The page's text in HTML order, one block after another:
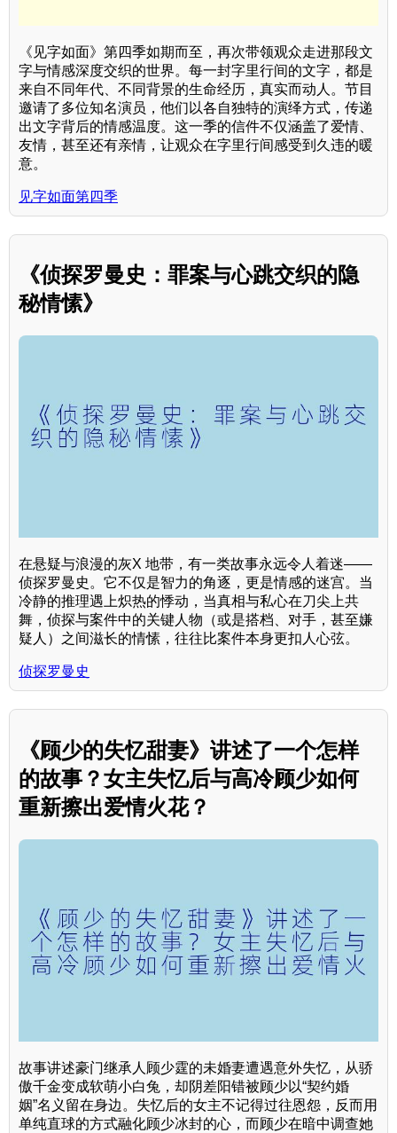
《见字如面》第四季如期而至，再次带领观众走进那段文
字与情感深度交织的世界。每一封字里行间的文字，都是
来自不同年代、不同背景的生命经历，真实而动人。节目
邀请了多位知名演员，他们以各自独特的演绎方式，传递
出文字背后的情感温度。这一季的信件不仅涵盖了爱情、
友情，甚至还有亲情，让观众在字里行间感受到久违的暖
意。
见字如面第四季
《侦探罗曼史：罪案与心跳交织的隐
秘情愫》
在悬疑与浪漫的灰X 地带，有一类故事永远令人着迷——
侦探罗曼史。它不仅是智力的角逐，更是情感的迷宫。当
冷静的推理遇上炽热的悸动，当真相与私心在刀尖上共
舞，侦探与案件中的关键人物（或是搭档、对手，甚至嫌
疑人）之间滋长的情愫，往往比案件本身更扣人心弦。
侦探罗曼史
《顾少的失忆甜妻》讲述了一个怎样
的故事？女主失忆后与高冷顾少如何
重新擦出爱情火花？
故事讲述豪门继承人顾少霆的未婚妻遭遇意外失忆，从骄
傲千金变成软萌小白兔，却阴差阳错被顾少以“契约婚
姻”名义留在身边。失忆后的女主不记得过往恩怨，反而用
单纯直球的方式融化顾少冰封的心，而顾少在暗中调查她